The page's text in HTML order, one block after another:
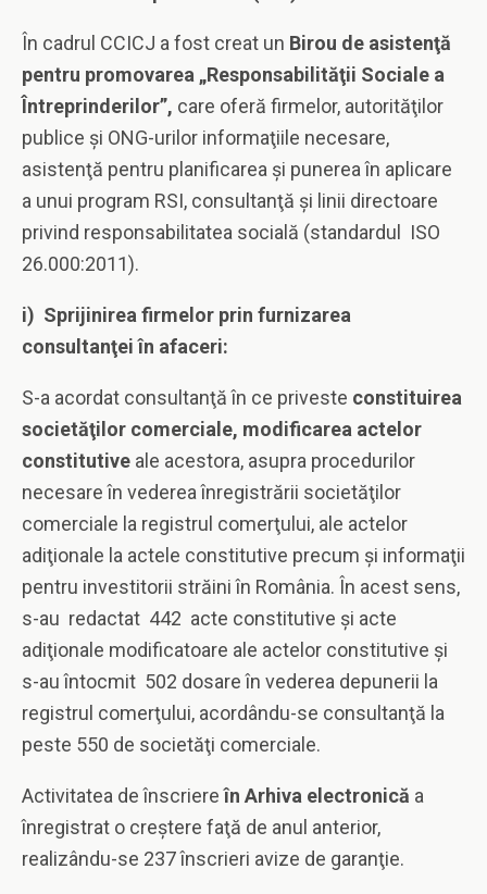
În cadrul CCICJ a fost creat un Birou de asistenţă
pentru promovarea „Responsabilităţii Sociale a
Întreprinderilor”, care oferă firmelor, autorităţilor
publice şi ONG-urilor informaţiile necesare,
asistenţă pentru planificarea şi punerea în aplicare
a unui program RSI, consultanţă şi linii directoare
privind responsabilitatea socială (standardul ISO
26.000:2011).
i) Sprijinirea firmelor prin furnizarea
consultanţei în afaceri:
S-a acordat consultanţă în ce priveste constituirea
societăţilor comerciale, modificarea actelor
constitutive ale acestora, asupra procedurilor
necesare în vederea înregistrării societăţilor
comerciale la registrul comerţului, ale actelor
adiţionale la actele constitutive precum şi informaţii
pentru investitorii străini în România. În acest sens,
s-au redactat 442 acte constitutive şi acte
adiţionale modificatoare ale actelor constitutive şi
s-au întocmit 502 dosare în vederea depunerii la
registrul comerţului, acordându-se consultanţă la
peste 550 de societăţi comerciale.
Activitatea de înscriereîn Arhiva electronică a
înregistrat o creştere faţă de anul anterior,
realizându-se 237 înscrieri avize de garanţie.